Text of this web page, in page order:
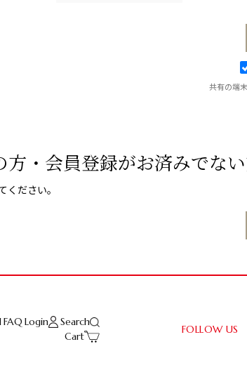
共有の端
FAQ Login
Search
Cart
FOLLOW US